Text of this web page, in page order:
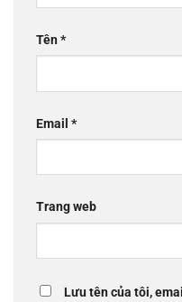
Tên*
Email *
Trang web
Lưu tên của tôi,